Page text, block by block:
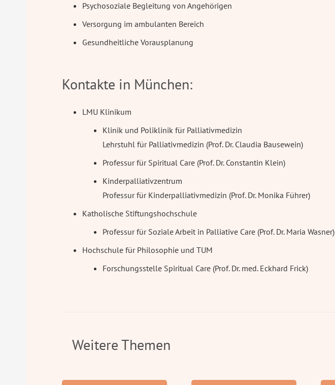
Psychosoziale Begleitung von Angehörigen
Versorgung im ambulanten Bereich
Gesundheitliche Vorausplanung
Kontakte in München:
LMU Klinikum
Klinik und Poliklinik für Palliativmedizin
Lehrstuhl für Palliativmedizin (Prof. Dr. Claudia Bausewein)
Professur für Spiritual Care (Prof. Dr. Constantin Klein)
Kinderpalliativzentrum
Professur für Kinderpalliativmedizin (Prof. Dr. Monika Führer)
Katholische Stiftungshochschule
Professur für Soziale Arbeit in Palliative Care (Prof. Dr. Maria Wasner)
Hochschule für Philosophie und TUM
Forschungsstelle Spiritual Care (Prof. Dr. med. Eckhard Frick)
Weitere Themen